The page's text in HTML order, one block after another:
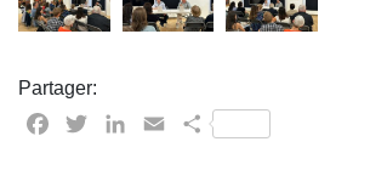
Partager:
Facebook
TwitterLinkedIn
EmailPartager